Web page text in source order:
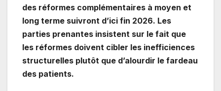
des réformes complémentaires à moyen et
long terme suivront d’ici fin 2026. Les
parties prenantes insistent sur le fait que
les réformes doivent cibler les inefficiences
structurelles plutôt que d’alourdir le fardeau
des patients.